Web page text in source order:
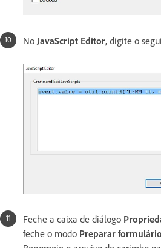
No JavaScript Editor, digite o
Feche a caixa de diálogo
feche o modo Preparar formulário